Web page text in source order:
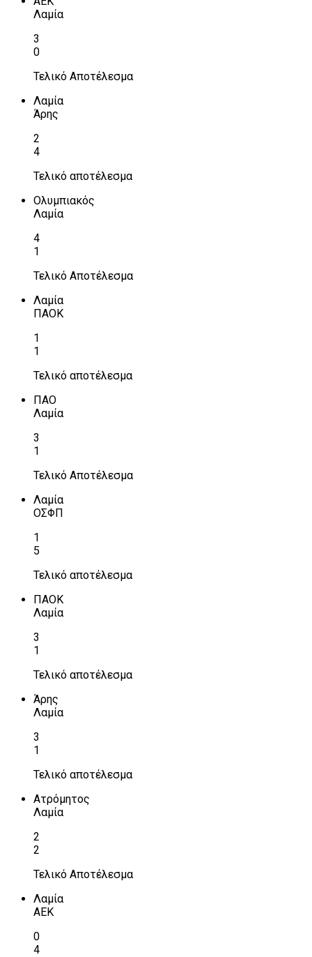
Λαμία
3
0
Τελικό Αποτέλεσμα
Λαμία
Άρης
2
4
Τελικό αποτέλεσμα
Ολυμπιακός
Λαμία
4
1
Τελικό Αποτέλεσμα
Λαμία
ΠΑΟΚ
1
1
Τελικό αποτέλεσμα
ΠΑΟ
Λαμία
3
1
Τελικό Αποτέλεσμα
Λαμία
ΟΣΦΠ
1
5
Τελικό αποτέλεσμα
ΠΑΟΚ
Λαμία
3
1
Τελικό αποτέλεσμα
Άρης
Λαμία
3
1
Τελικό αποτέλεσμα
Ατρόμητος
Λαμία
2
2
Τελικό Αποτέλεσμα
Λαμία
ΑΕΚ
0
4